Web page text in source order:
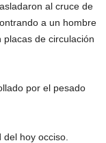
al cruce de
a un hombre
de circulación
por el pesado
hoy occiso.